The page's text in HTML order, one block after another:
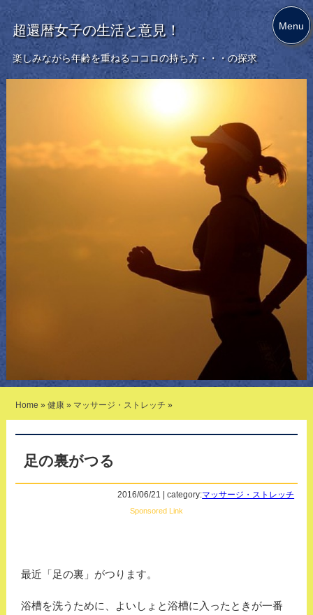
超還暦女子の生活と意見！
楽しみながら年齢を重ねるココロの持ち方・・・の探求
Home » 健康 » マッサージ・ストレッチ »
足の裏がつる
2016/06/21 | category:マッサージ・ストレッチ
Sponsored Link
最近「足の裏」がつります。
浴槽を洗うために、よいしょと浴槽に入ったときが一番
Menu